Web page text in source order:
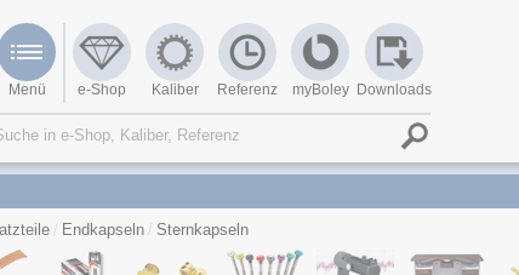
Menü e-Shop Kaliber Referenz myBoley Downloads
Endkapseln Sternkapseln